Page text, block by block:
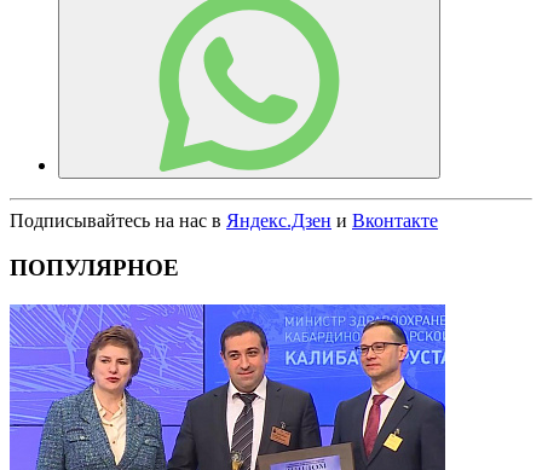
Подписывайтесь на нас в Яндекс.Дзен и Вконтакте
ПОПУЛЯРНОЕ